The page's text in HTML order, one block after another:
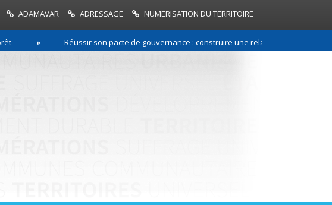
ADAMAVAR ADRESSAGE NUMERISATION DU TERRITOIRE
Réussir son pacte de gouvernance : construire une relation de confiance entre